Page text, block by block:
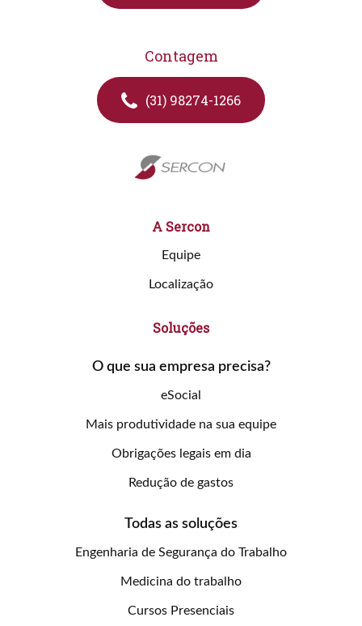
Contagem
(31) 98274-1266
A Sercon
Equipe
Localização
Soluções
O que sua empresa precisa?
eSocial
Mais produtividade na sua equipe
Obrigações legais em dia
Redução de gastos
Todas as soluções
Engenharia de Segurança do Trabalho
Medicina do trabalho
Cursos Presenciais